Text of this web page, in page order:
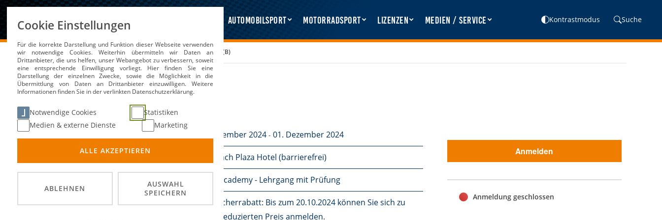
Automobilsport Motorradsport Lizenzen Medien / Service Kontrastmodus Suche
DMSB Medien / Service Kalender SK Automobil (B)
SK Automobil (B)
30. November 2024-01. Dezember 2024
Offenbach Plaza Hotel (barrierefrei)
DMSB Academy - Lehrgang mit Prüfung
Frühbucherrabatt: Bis zum 20.10.2024 können Sie sich zu
einem reduzierten Preis anmelden.
Anmelden
Anmeldung geschlossen
Cookie Einstellungen
Für die korrekte Darstellung und Funktion dieser Webseite verwenden
wir notwendige Cookies. Weiterhin übermitteln wir Daten an
Drittanbieter, die uns helfen, unser Webangebot zu verbessern, soweit
eine entsprechende Einwilligung vorliegt. Hier finden Sie eine
Darstellung der einzelnen Zwecke, sowie die Möglichkeit in die
Übermittlung von Daten an Drittanbieter einzuwilligen. Weitere
Informationen finden Sie in der verlinkten Datenschutzerklärung.
Notwendige Cookies
Statistiken
Medien & externe Dienste
Marketing
ALLE AKZEPTIEREN
ABLEHNEN
AUSWAHL
SPEICHERN